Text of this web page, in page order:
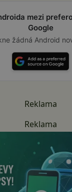
mezi
Google
žádná Android
Reklama
Reklama